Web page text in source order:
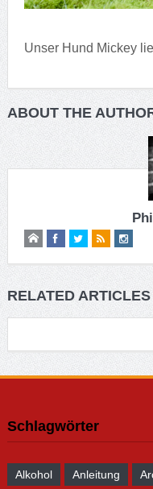
Unser Hund Mickey
ABOUT THE
RELATED ARTICLES
Schlagwörter
Alkohol Anleitung